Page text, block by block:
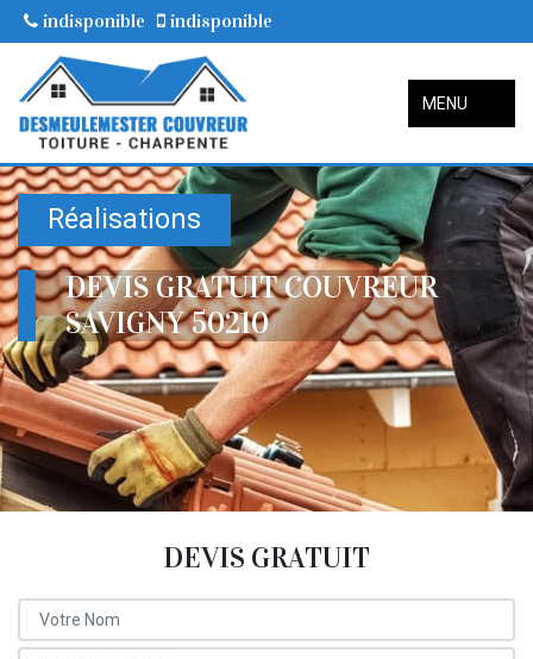
indisponible indisponible
MENU
Réalisations
DEVIS GRATUIT COUVREUR
SAVIGNY 50210
DEVIS GRATUIT